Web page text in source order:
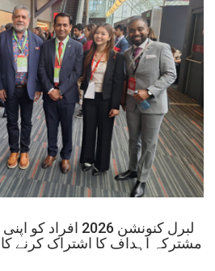
لبرل کنونشن 2026
مشترکہ اہداف کا اشتراک کرنے